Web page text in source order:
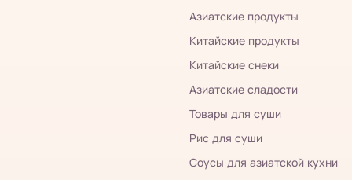
Азиатские продукты
Китайские продукты
Китайские снеки
Азиатские сладости
Товары для суши
Рис для суши
Соусы для азиатской кухни